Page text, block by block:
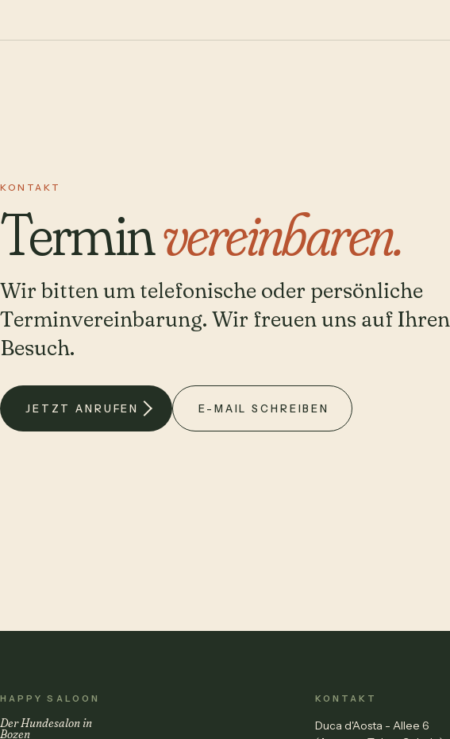
KONTAKT
Terminvereinbaren.
Wir bitten um telefonische oder persönliche
Terminvereinbarung. Wir freuen uns auf Ihren
Besuch.
JETZT ANRUFEN E-MAIL SCHREIBEN
HAPPY SALOON
Der Hundesalon in
Bozen
KONTAKT
Duca d'Aosta - Allee 6